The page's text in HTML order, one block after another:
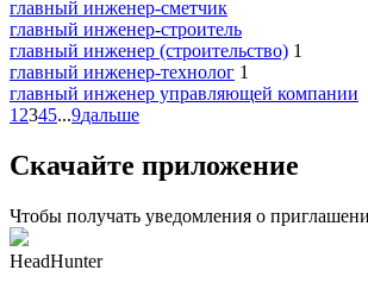
главный инженер-сметчик
главный инженер-строитель
главный инженер (строительство) 1
главный инженер-технолог 1
главный инженер управляющей компании
1 2345...9дальше
Скачайте приложение
Чтобы получать уведомления о
HeadHunter